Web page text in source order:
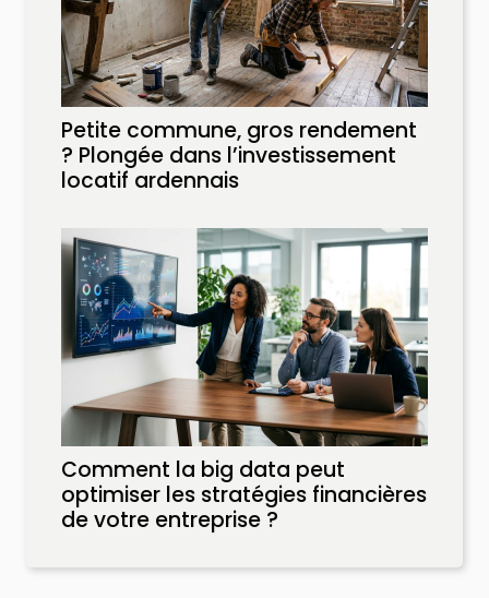
Petite commune, gros rendement
? Plongée dans l’investissement
locatif ardennais
Comment la big data peut
optimiser les stratégies financières
de votre entreprise ?